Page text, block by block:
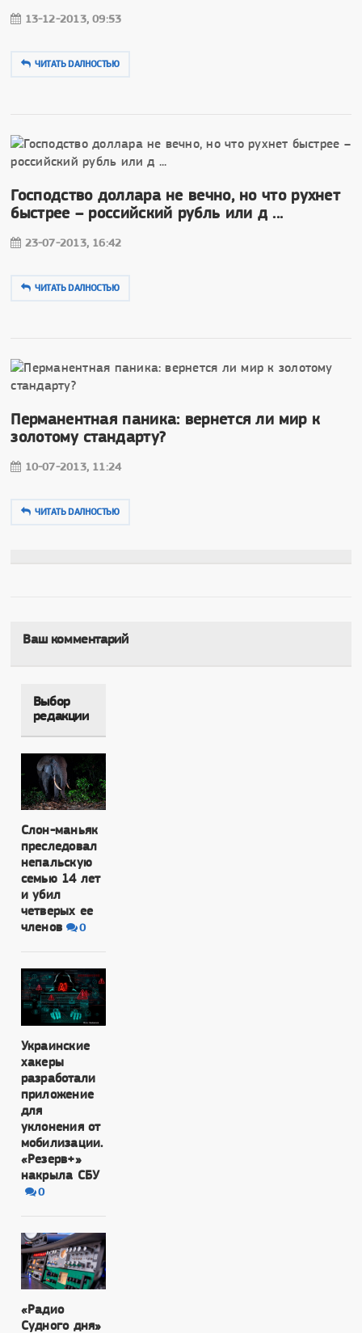
13-12-2013, 09:53
ЧИТАТЬ DAЛНОСТЬЮ
Господство доллара не вечно, но что рухнет
быстрее – российский рубль или д ...
23-07-2013, 16:42
ЧИТАТЬ DAЛНОСТЬЮ
Перманентная паника: вернется ли мир к
золотому стандарту?
10-07-2013, 11:24
ЧИТАТЬ DAЛНОСТЬЮ
Ваш комментарий
Выбор
редакции
Слон-маньяк
преследовал
непальскую
семью 14 лет
и убил
четверых ее
членов
0
Украинские
хакеры
разработали
приложение
для
уклонения от
мобилизации.
«Резерв+»
накрыла СБУ
0
«Радио
Судного дня»